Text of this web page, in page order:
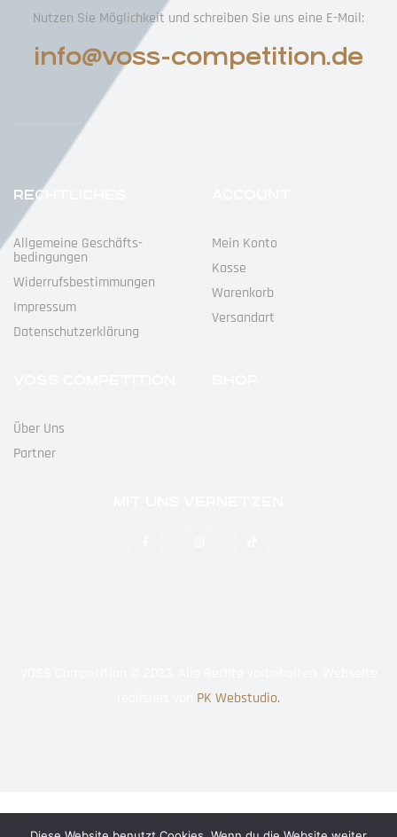
Nutzen Sie Möglichkeit und schreiben Sie uns eine E-Mail:
info@voss-competition.de
RECHTLICHES
Allgemeine Geschäfts­
Bedingungen
Widerrufs­bestimmungen
Impressum
Datenschutz­erklärung
Mein Konto
Kasse
Warenkorb
Versandart
Über Uns
Partner
PK Webstudio.